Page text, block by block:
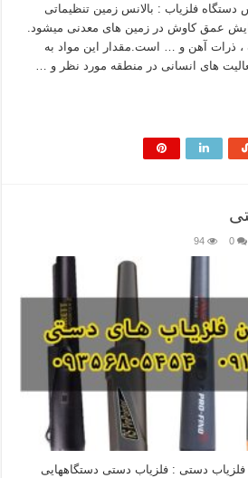
دستگاه فلزیاب : بالانس زمین تنظیماتی
عمق کاوش در زمین های معدنی میشود.
ذرات آهن و … است.مقدار این مواد به
های انسانی در منطقه مورد نظر و …
0
94
فلزیاب دستی : فلزیاب دستی دستگاههایی